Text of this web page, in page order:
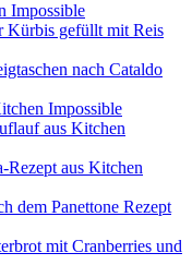
Impossible
Kürbis gefüllt mit Reis
nach Cataldo
Impossible
aus Kitchen
Rezept aus Kitchen
dem Panettone Rezept
mit Cranberries und